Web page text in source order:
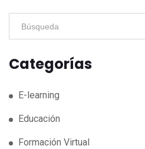
Categorías
E-learning
Educación
Formación Virtual